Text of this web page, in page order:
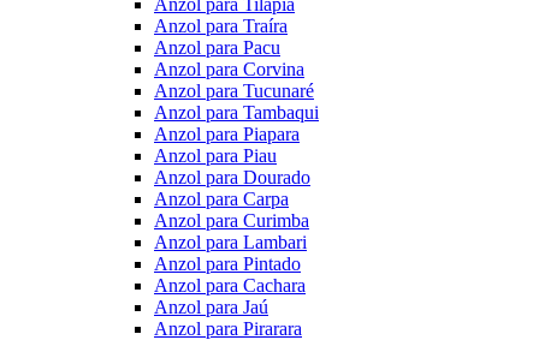
Anzol para Tilápia
Anzol para Traíra
Anzol para Pacu
Anzol para Corvina
Anzol para Tucunaré
Anzol para Tambaqui
Anzol para Piapara
Anzol para Piau
Anzol para Dourado
Anzol para Carpa
Anzol para Curimba
Anzol para Lambari
Anzol para Pintado
Anzol para Cachara
Anzol para Jaú
Anzol para Pirarara